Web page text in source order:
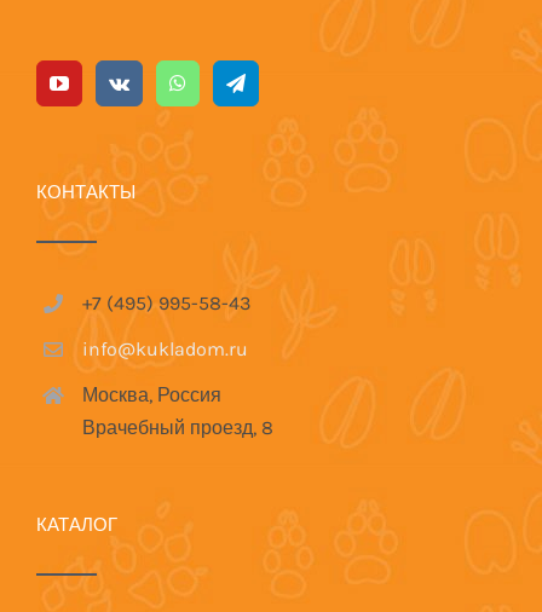
КОНТАКТЫ
+7 (495) 995-58-43
info@kukladom.ru
Москва, Россия
Врачебный проезд, 8
КАТАЛОГ